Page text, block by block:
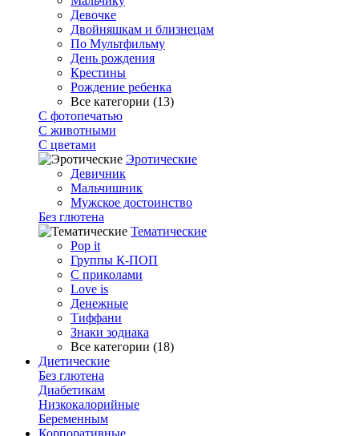
Девочке
Двойняшкам и близнецам
По Мультфильму
День рождения
Крестины
Рождение ребенка
Все категории (13)
С фотопечатью
C животными
С цветами
Эротические
Девичник
Мальчишник
Мужское достоинство
Без глютена
Тематические
Pop it
Группы К-ПОП
С приколами
Love is
Денежные
Тиффани
Знаки зодиака
Все категории (18)
Диетические
Без глютена
Диабетикам
Низкокалорийные
Беременным
Корпоративные